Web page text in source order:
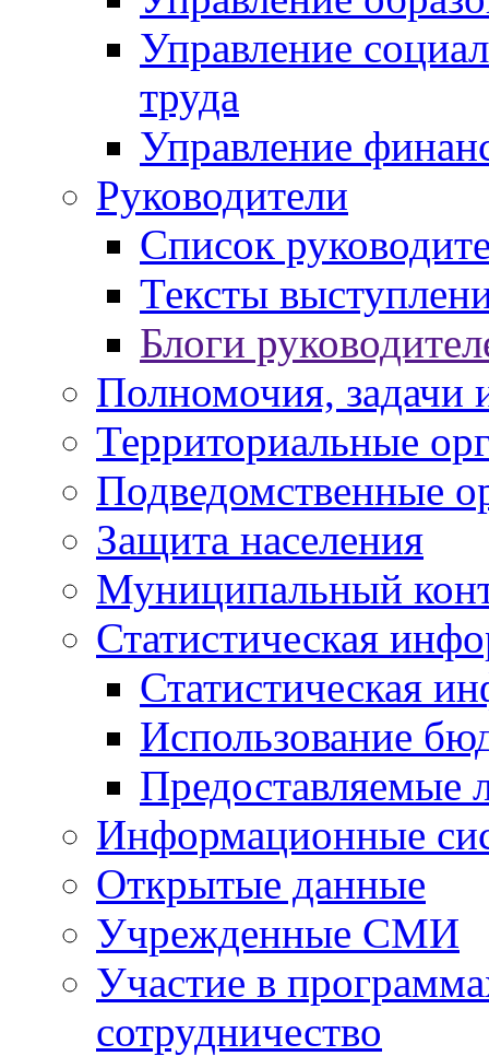
Управление
труда
Управление
Руководители
Список
Тексты
Блоги
Полномочия, задачи
Территориальные
Подведомственные
Защита населения
Муниципальный
Статистическая
Статистическая
Использование
Предоставляемые
Информационные
Открытые данные
Учрежденные СМИ
Участие в
сотрудничество